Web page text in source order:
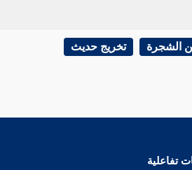
الشجرة تخريج حديث
تفاعلية